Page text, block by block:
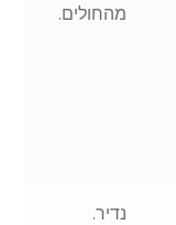
מהחולים.
נדיר.